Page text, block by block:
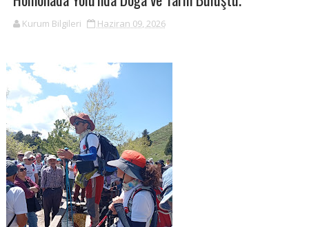
Kurum Bilgileri Haziran 09, 2026